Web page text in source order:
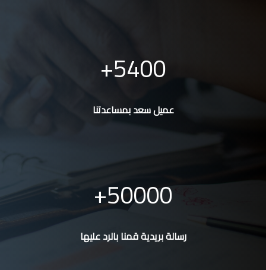
5400
عميل سعد بمساعدتنا
50000
رسالة بريدية قمنا بالرد عليها